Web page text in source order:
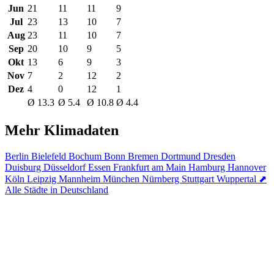
Jun 21 11 11
9
Jul 23 13 10
7
Aug 23 11 10
7
Sep 20 10 9
5
Okt 13 6 9
3
Nov 7 2 12
2
Dez 4 0 12
1
Ø 13.3 Ø 5.4 Ø 10.8 Ø 4.4
Mehr Klimadaten
Berlin Bielefeld Bochum Bonn Bremen Dortmund Dresden
Duisburg DüsseldorfEssen Frankfurt am Main Hamburg Hannover
Köln Leipzig Mannheim München Nürnberg Stuttgart Wuppertal ⬈
Alle Städte in Deutschland